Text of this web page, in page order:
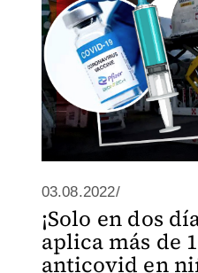
03.08.2022/
¡Solo en dos
aplica más de
anticovid en